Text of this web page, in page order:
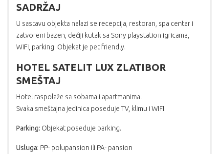
SADRŽAJ
U sastavu objekta nalazi se recepcija, restoran, spa centar i
zatvoreni bazen, dečiji kutak sa Sony playstation igricama,
WIFI, parking. Objekat je pet friendly.
HOTEL SATELIT LUX ZLATIBOR
SMEŠTAJ
Hotel raspolaže sa sobama i apartmanima.
Svaka smeštajna jedinica poseduje TV, klimu i WIFI.
Parking: Objekat poseduje parking.
Usluga: PP- polupansion ili PA- pansion